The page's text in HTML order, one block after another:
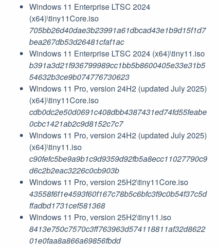
Windows 11 Enterprise LTSC 2024
(x64)\tiny11Core.iso
705bb26d40dae3b23991a61dbcad43e1b9d15f1d7
bea267db53d26481cfaf1ac
Windows 11 Enterprise LTSC 2024 (x64)\tiny11.iso
b391a3d21f936799989cc1bb5b8600405e33e31b5
54632b3ce9b074776730623
Windows 11 Pro, version 24H2 (updated July 2025)
(x64)\tiny11Core.iso
cdb0dc2e50d0691c408dbb4387431ed74fd55feabe
0cbc1421ab2c9d8152c7c7
Windows 11 Pro, version 24H2 (updated July 2025)
(x64)\tiny11.iso
c90fefc5be9a9b1c9d9359d92fb5a8ecc11027790c9
d6c2b2eac3226c0cb903b
Windows 11 Pro, version 25H2\tiny11Core.iso
43558f6f1e4593f60f167c78b5c6bfc3f9c0b54f37c5d
ffadbd1731cef581368
Windows 11 Pro, version 25H2\tiny11.iso
8413e750c7570c3ff763963d574118811af32d8622
01e0faa8a866a69856fbdd